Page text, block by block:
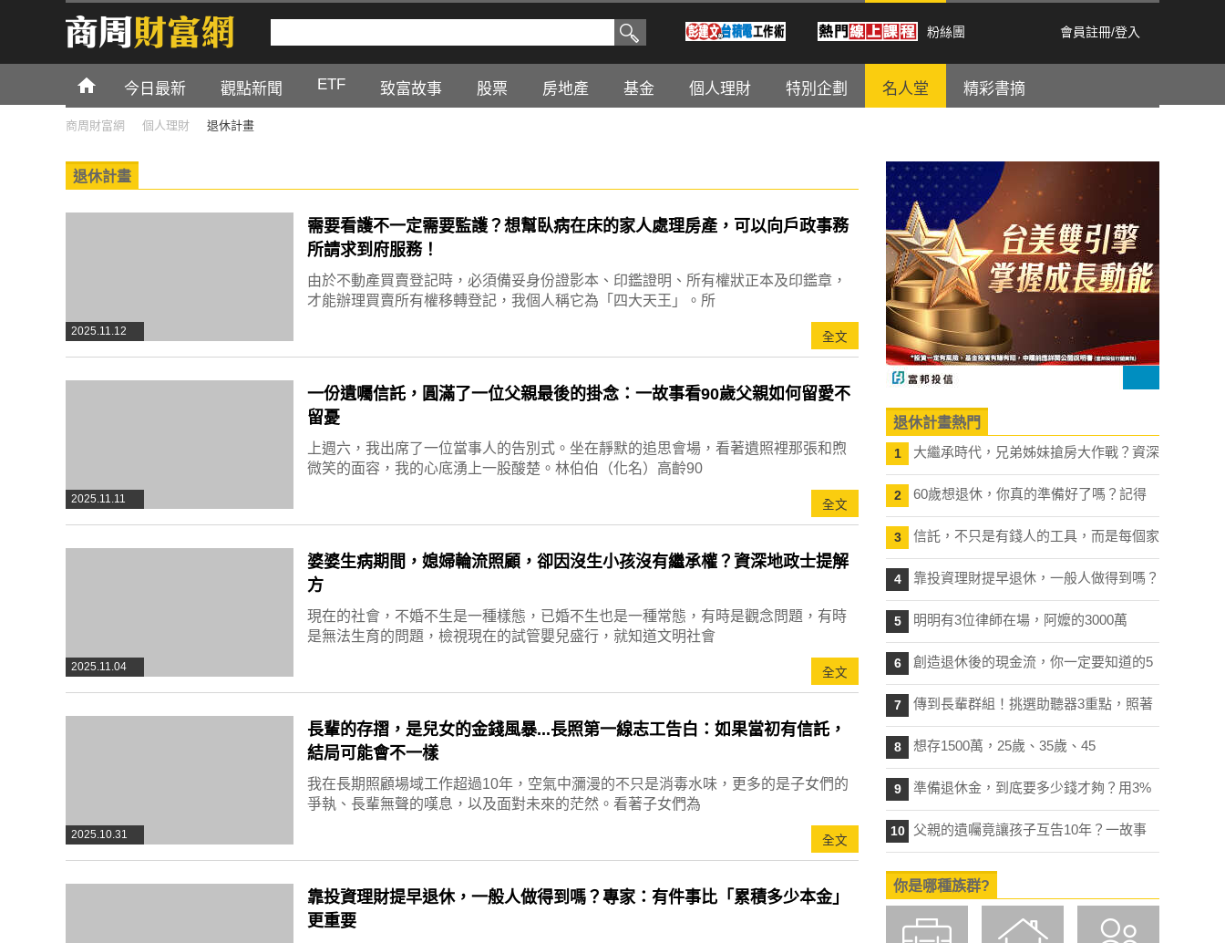
粉絲團 會員註冊/登入
今日最新 觀點新聞 ETF 致富故事 股票 房地產 基金 個人理財 特別企劃 名人堂 精彩書摘
商周財富網 個人理財 退休計畫
退休計畫
2025.11.12
需要看護不一定需要監護？想幫臥病在床的家人處理房產，可以向戶政事務
所請求到府服務！
由於不動產買賣登記時，必須備妥身份證影本、印鑑證明、所有權狀正本及印鑑章，
才能辦理買賣所有權移轉登記，我個人稱它為「四大天王」。所
全文
2025.11.11
一份遺囑信託，圓滿了一位父親最後的掛念：一故事看90歲父親如何留愛不
留憂
上週六，我出席了一位當事人的告別式。坐在靜默的追思會場，看著遺照裡那張和煦
微笑的面容，我的心底湧上一股酸楚。林伯伯（化名）高齡90
全文
2025.11.04
婆婆生病期間，媳婦輪流照顧，卻因沒生小孩沒有繼承權？資深地政士提解
方
現在的社會，不婚不生是一種樣態，已婚不生也是一種常態，有時是觀念問題，有時
是無法生育的問題，檢視現在的試管嬰兒盛行，就知道文明社會
全文
2025.10.31
長輩的存摺，是兒女的金錢風暴...長照第一線志工告白：如果當初有信託，
結局可能會不一樣
我在長期照顧場域工作超過10年，空氣中瀰漫的不只是消毒水味，更多的是子女們的
爭執、長輩無聲的嘆息，以及面對未來的茫然。看著子女們為
全文
靠投資理財提早退休，一般人做得到嗎？專家：有件事比「累積多少本金」
更重要
退休計畫熱門
1 大繼承時代，兄弟姊妹搶房大作戰？資深
2 60歲想退休，你真的準備好了嗎？記得
3 信託，不只是有錢人的工具，而是每個家
4 靠投資理財提早退休，一般人做得到嗎？
5 明明有3位律師在場，阿嬤的3000萬
6 創造退休後的現金流，你一定要知道的5
7 傳到長輩群組！挑選助聽器3重點，照著
8 想存1500萬，25歲、35歲、45
9 準備退休金，到底要多少錢才夠？用3%
10 父親的遺囑竟讓孩子互告10年？一故事
你是哪種族群?